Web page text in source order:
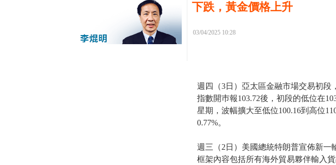
下跌，黃金價格上升
03/04/2025 10:28
週四（3日）亞太區金融市場交易初段
指數開巿報103.72後，初段的低位在
星期，波幅擴大至低位100.16到高位
0.77%。
週三（2日）美國總統特朗普宣佈新一
框架內容包括所有海外貿易夥伴輸入